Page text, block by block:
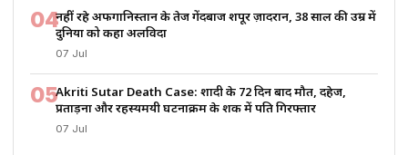
04नहीं रहे अफगानिस्तान के तेज गेंदबाज शपूर ज़ादरान, 38 साल की उम्र में
दुनिया को कहा अलविदा
07 Jul
05Akriti Sutar Death Case: शादी के 72 दिन बाद मौत, दहेज,
प्रताड़ना और रहस्यमयी घटनाक्रम के शक में पति गिरफ्तार
07 Jul